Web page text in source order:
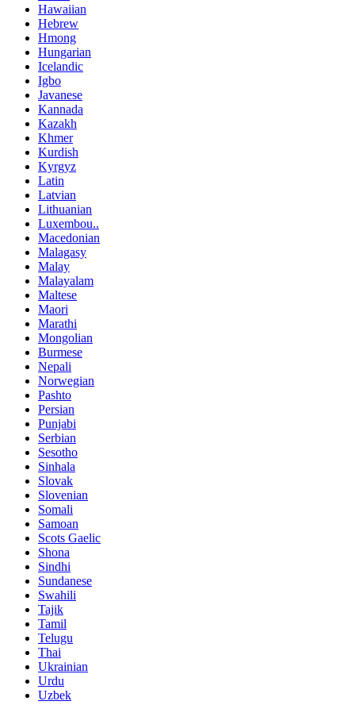
Hawaiian
Hebrew
Hmong
Hungarian
Icelandic
Igbo
Javanese
Kannada
Kazakh
Khmer
Kurdish
Kyrgyz
Latin
Latvian
Lithuanian
Luxembou..
Macedonian
Malagasy
Malay
Malayalam
Maltese
Maori
Marathi
Mongolian
Burmese
Nepali
Norwegian
Pashto
Persian
Punjabi
Serbian
Sesotho
Sinhala
Slovak
Slovenian
Somali
Samoan
Scots Gaelic
Shona
Sindhi
Sundanese
Swahili
Tajik
Tamil
Telugu
Thai
Ukrainian
Urdu
Uzbek